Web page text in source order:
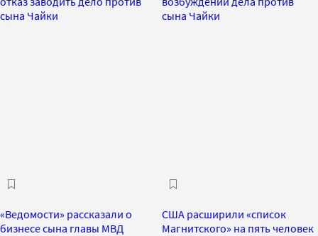
сына Чайки
сына Чайки
«Ведомости» рассказали о
бизнесе сына главы МВД
США расширили «список
Магнитского» на пять человек